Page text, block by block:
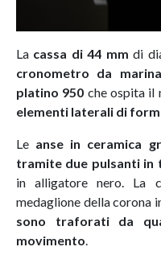
La cassa di 44 mm di
cronometro da marina
platino 950 che ospita il
elementi laterali di
Le anse in ceramica
tramite due pulsanti in
in alligatore nero. La
medaglione della corona
sono traforati da
movimento.